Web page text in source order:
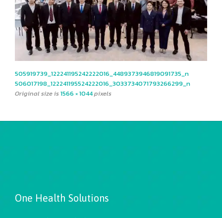
505919739_122241195242222016_4489373946819091735_n
506017198_122241195524222016_3033734071793266299_n
Original size is1566 × 1044pixels
One Health Solutions